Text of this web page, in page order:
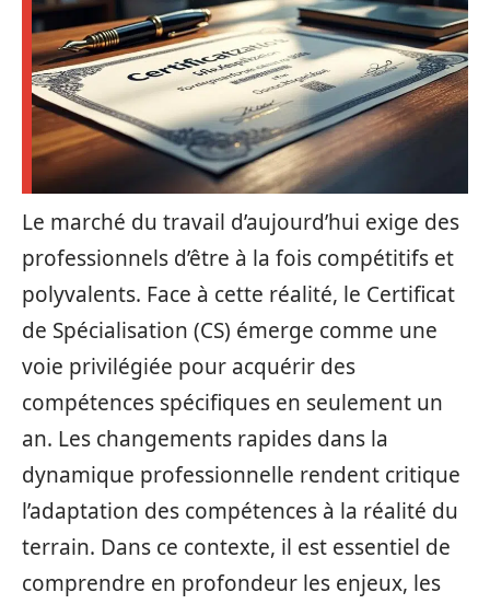
Le marché du travail d’aujourd’hui exige des
professionnels d’être à la fois compétitifs et
polyvalents. Face à cette réalité, le Certificat
de Spécialisation (CS) émerge comme une
voie privilégiée pour acquérir des
compétences spécifiques en seulement un
an. Les changements rapides dans la
dynamique professionnelle rendent critique
l’adaptation des compétences à la réalité du
terrain. Dans ce contexte, il est essentiel de
comprendre en profondeur les enjeux, les